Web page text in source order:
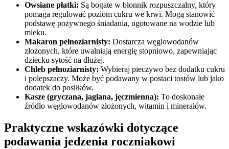
Owsiane płatki: Są bogate w błonnik rozpuszczalny, który
pomaga regulować poziom cukru we krwi. Mogą stanowić
podstawę pożywnego śniadania, ugotowane na wodzie lub
mleku.
Makaron pełnoziarnisty: Dostarcza węglowodanów
złożonych, które uwalniają energię stopniowo, zapewniając
dziecku sytość na dłużej.
Chleb pełnoziarnisty: Wybieraj pieczywo bez dodatku cukru
i polepszaczy. Może być podawany w postaci tostów lub jako
dodatek do posiłków.
Kasze (gryczana, jaglana, jęczmienna): To doskonałe
źródło węglowodanów złożonych, witamin i minerałów.
Praktyczne wskazówki dotyczące
podawania jedzenia roczniakowi